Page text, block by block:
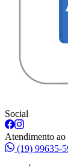
Social
Atendimento
(19) 99635-